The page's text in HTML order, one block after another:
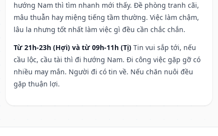
hướng Nam thì tìm nhanh mới thấy. Đề phòng tranh cãi,
mâu thuẫn hay miệng tiếng tầm thường. Việc làm chậm,
lâu la nhưng tốt nhất làm việc gì đều cần chắc chắn.
Từ 21h-23h (Hợi) và từ 09h-11h (Tị) Tin vui sắp tới, nếu
cầu lộc, cầu tài thì đi hướng Nam. Đi công việc gặp gỡ có
nhiều may mắn. Người đi có tin về. Nếu chăn nuôi đều
gặp thuận lợi.